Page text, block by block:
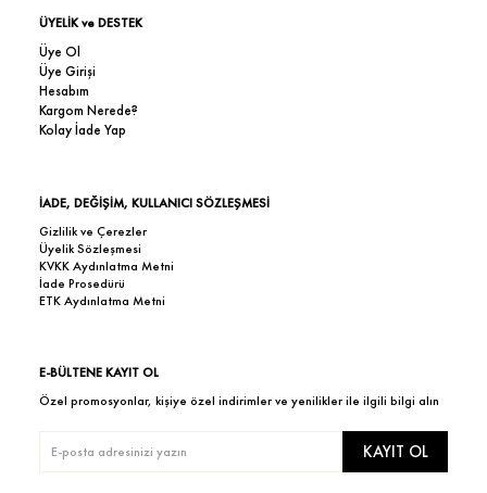
ÜYELİK ve DESTEK
Üye Ol
Üye Girişi
Hesabım
Kargom Nerede?
Kolay İade Yap
İADE, DEĞİŞİM, KULLANICI SÖZLEŞMESİ
Gizlilik ve Çerezler
Üyelik Sözleşmesi
KVKK Aydınlatma Metni
İade Prosedürü
ETK Aydınlatma Metni
E-BÜLTENE KAYIT OL
Özel promosyonlar, kişiye özel indirimler ve yenilikler ile ilgili bilgi alın
KAYIT OL